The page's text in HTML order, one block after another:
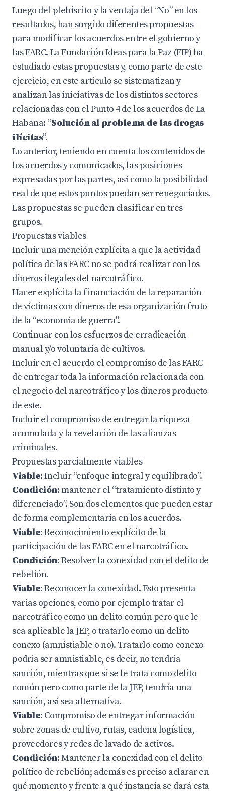
Luego del plebiscito y la ventaja del “No” en los
resultados, han surgido diferentes propuestas
para modificar los acuerdos entre el gobierno y
las FARC. La Fundación Ideas para la Paz (FIP) ha
estudiado estas propuestas y, como parte de este
ejercicio, en este artículo se sistematizan y
analizan las iniciativas de los distintos sectores
relacionadas con el Punto 4 de los acuerdos de La
Habana: “Solución al problema de las drogas
ilícitas”.
Lo anterior, teniendo en cuenta los contenidos de
los acuerdos y comunicados, las posiciones
expresadas por las partes, así como la posibilidad
real de que estos puntos puedan ser renegociados.
Las propuestas se pueden clasificar en tres
grupos.
Propuestas viables
Incluir una mención explícita a que la actividad
política de las FARC no se podrá realizar con los
dineros ilegales del narcotráfico.
Hacer explícita la financiación de la reparación
de víctimas con dineros de esa organización fruto
de la “economía de guerra".
Continuar con los esfuerzos de erradicación
manual y/o voluntaria de cultivos.
Incluir en el acuerdo el compromiso de las FARC
de entregar toda la información relacionada con
el negocio del narcotráfico y los dineros producto
de este.
Incluir el compromiso de entregar la riqueza
acumulada y la revelación de las alianzas
criminales.
Propuestas parcialmente viables
Viable: Incluir “enfoque integral y equilibrado”.
Condición: mantener el “tratamiento distinto y
diferenciado”. Son dos elementos que pueden estar
de forma complementaria en los acuerdos.
Viable: Reconocimiento explícito de la
participación de las FARC en el narcotráfico.
Condición: Resolver la conexidad con el delito de
rebelión.
Viable: Reconocer la conexidad. Esto presenta
varias opciones, como por ejemplo tratar el
narcotráfico como un delito común pero que le
sea aplicable la JEP, o tratarlo como un delito
conexo (amnistiable o no). Tratarlo como conexo
podría ser amnistiable, es decir, no tendría
sanción, mientras que si se le trata como delito
común pero como parte de la JEP, tendría una
sanción, así sea alternativa.
Viable: Compromiso de entregar información
sobre zonas de cultivo, rutas, cadena logística,
proveedores y redes de lavado de activos.
Condición: Mantener la conexidad con el delito
político de rebelión; además es preciso aclarar en
qué momento y frente a qué instancia se dará esta